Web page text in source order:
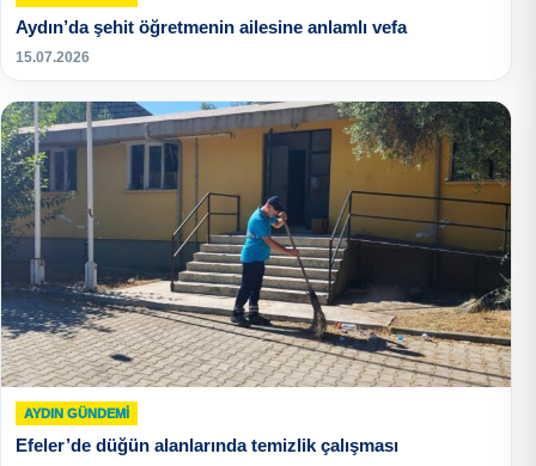
Aydın’da şehit öğretmenin ailesine anlamlı vefa
15.07.2026
AYDIN GÜNDEMI
Efeler’de düğün alanlarında temizlik çalışması